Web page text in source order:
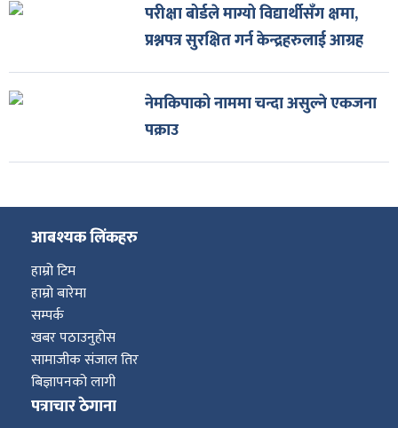
परीक्षा बोर्डले माग्यो विद्यार्थीसँग क्षमा,
प्रश्नपत्र सुरक्षित गर्न केन्द्रहरुलाई आग्रह
नेमकिपाको नाममा चन्दा असुल्ने एकजना
पक्राउ
आबश्यक लिंकहरु
हाम्रो टिम
हाम्रो बारेमा
सम्पर्क
खबर पठाउनुहोस
सामाजीक संजाल तिर
बिज्ञापनको लागी
पत्राचार ठेगाना